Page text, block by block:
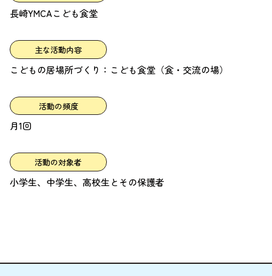
長崎YMCAこども食堂
主な活動内容
こどもの居場所づくり：こども食堂（食・交流の場）
活動の頻度
月1回
活動の対象者
小学生、中学生、高校生とその保護者